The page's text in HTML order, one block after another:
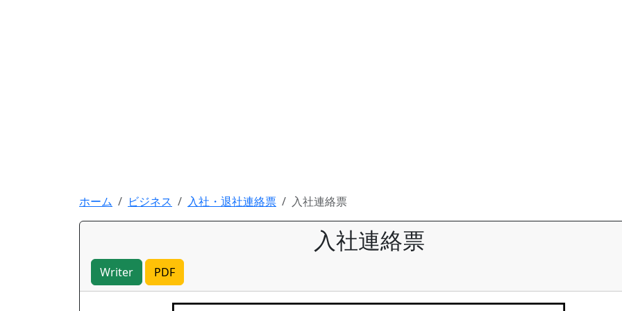
ホーム ビジネス 入社・退社連絡票 入社連絡票
入社連絡票
Writer PDF